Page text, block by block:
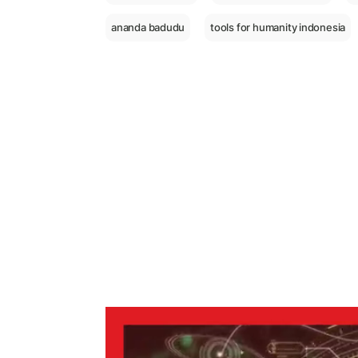
ananda badudu tools for humanity indonesia